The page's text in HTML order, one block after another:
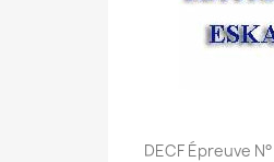
DECF Épreuve